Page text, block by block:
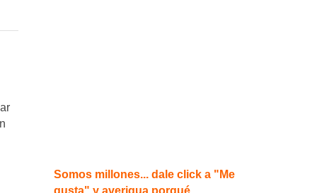
Somos millones... dale click a "Me
gusta" y averigua porqué